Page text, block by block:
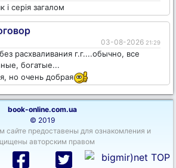
і серія загалом
03-08-2026 21:29
расхваливания г.г....обычно, все
богатые...
но очень добрая
book-online.com.ua
© 2019
сайте предоставены для ознакомления и
авторским правом